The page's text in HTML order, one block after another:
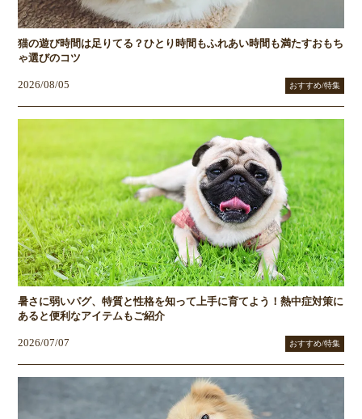
猫の遊び時間は足りてる？ひとり時間もふれあい時間も満たすおもち
ゃ選びのコツ
2026/08/05 おすすめ/特集
暑さに弱いパグ、特質と性格を知って上手に育てよう！熱中症対策に
あると便利なアイテムもご紹介
2026/07/07 おすすめ/特集